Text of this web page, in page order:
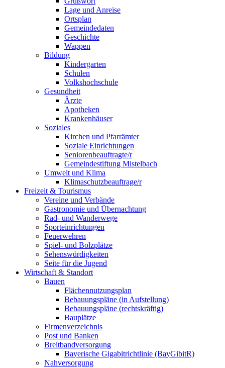
Lage und Anreise
Ortsplan
Gemeindedaten
Geschichte
Wappen
Bildung
Kindergarten
Schulen
Volkshochschule
Gesundheit
Ärzte
Apotheken
Krankenhäuser
Soziales
Kirchen und Pfarrämter
Soziale Einrichtungen
Seniorenbeauftragte/r
Gemeindestiftung Mistelbach
Umwelt und Klima
Klimaschutzbeauftrage/r
Freizeit & Tourismus
Vereine und Verbände
Gastronomie und Übernachtung
Rad- und Wanderwege
Sporteinrichtungen
Feuerwehren
Spiel- und Bolzplätze
Sehenswürdigkeiten
Seite für die Jugend
Wirtschaft & Standort
Bauen
Flächennutzungsplan
Bebauungspläne (in Aufstellung)
Bebauungspläne (rechtskräftig)
Bauplätze
Firmenverzeichnis
Post und Banken
Breitbandversorgung
Bayerische Gigabitrichtlinie (BayGibitR)
Nahversorgung